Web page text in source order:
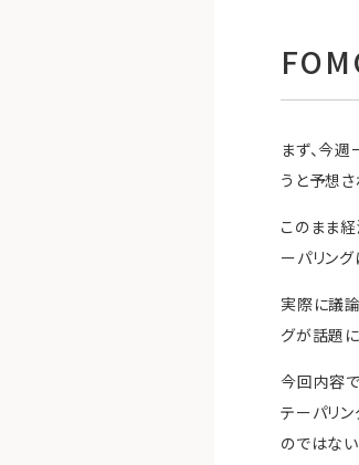
まず、今
うと予想
このまま
ーパリン
実際に議
グが話題に
今回内容
テーパリ
のではな